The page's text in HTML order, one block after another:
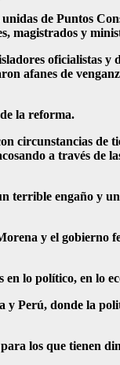
de Puntos
magistrados y
oficialistas
afanes de
la reforma.
circunstancias de
a través de
terrible engaño y
y el gobierno
lo político, en lo
y Perú, donde la
los que tienen